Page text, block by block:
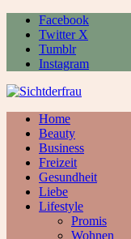
Facebook
Twitter X
Tumblr
Instagram
Home
Beauty
Business
Freizeit
Gesundheit
Liebe
Lifestyle
Promis
Wohnen